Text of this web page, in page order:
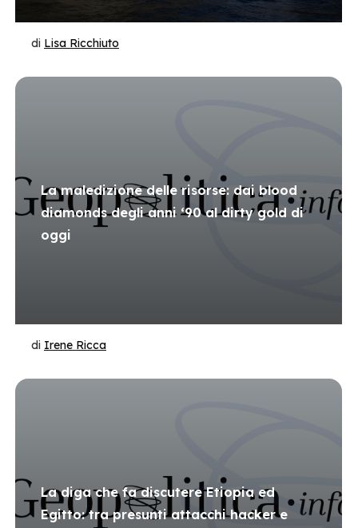
di Lisa Ricchiuto
La maledizione delle risorse: dai blood
diamonds degli anni ‘90 al dirty gold di
oggi
di Irene Ricca
La diga che fa discutere Etiopia ed
Egitto: tra presunti attacchi hacker e